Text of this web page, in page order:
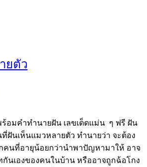
ยตัว
อมคำทำนายฝัน เลขเด็ดแม่น ๆ ฟรี ฝัน
ฝันเห็นแมวหลายตัว ทำนายว่า จะต้อง
คนที่อายุน้อยกว่านำพาปัญหามาให้ อาจ
กันเองของคนในบ้าน หรืออาจถูกฉ้อโกง